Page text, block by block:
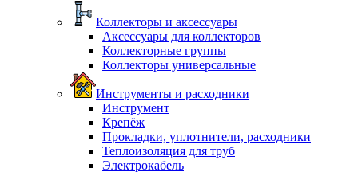
Коллекторы и аксессуары
Аксессуары для коллекторов
Коллекторные группы
Коллекторы универсальные
Инструменты и расходники
Инструмент
Крепёж
Прокладки, уплотнители, расходники
Теплоизоляция для труб
Электрокабель